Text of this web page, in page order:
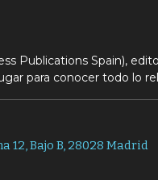
Publications Spain),
para conocer todo lo
12, Bajo B, 28028 Madrid